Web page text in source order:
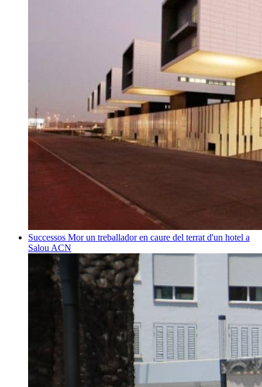
Successos Mor un treballador en caure del terrat d'un hotel a
Salou ACN